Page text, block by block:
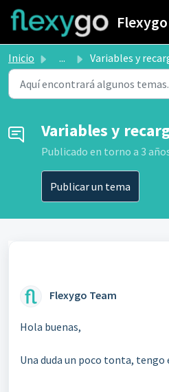
Saltar al contenido principal
Flexygo
Inicio ... Variables y recargas de
Variables y
Publicado en torno a 3
Publicar un tema
Flexygo Team
Hola buenas,
Una duda un poco tonta, tengo